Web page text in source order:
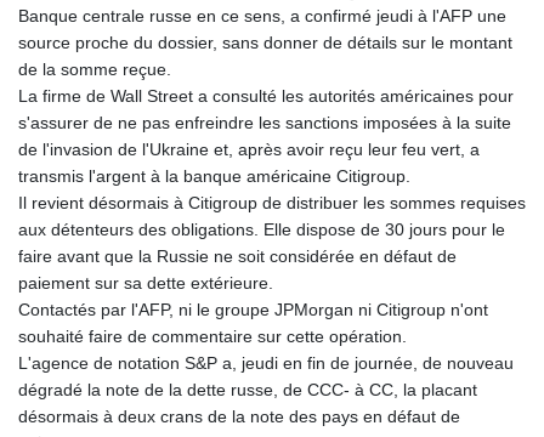
Banque centrale russe en ce sens, a confirmé jeudi à l'AFP une
source proche du dossier, sans donner de détails sur le montant
de la somme reçue.
La firme de Wall Street a consulté les autorités américaines pour
s'assurer de ne pas enfreindre les sanctions imposées à la suite
de l'invasion de l'Ukraine et, après avoir reçu leur feu vert, a
transmis l'argent à la banque américaine Citigroup.
Il revient désormais à Citigroup de distribuer les sommes requises
aux détenteurs des obligations. Elle dispose de 30 jours pour le
faire avant que la Russie ne soit considérée en défaut de
paiement sur sa dette extérieure.
Contactés par l'AFP, ni le groupe JPMorgan ni Citigroup n'ont
souhaité faire de commentaire sur cette opération.
L'agence de notation S&P a, jeudi en fin de journée, de nouveau
dégradé la note de la dette russe, de CCC- à CC, la placant
désormais à deux crans de la note des pays en défaut de